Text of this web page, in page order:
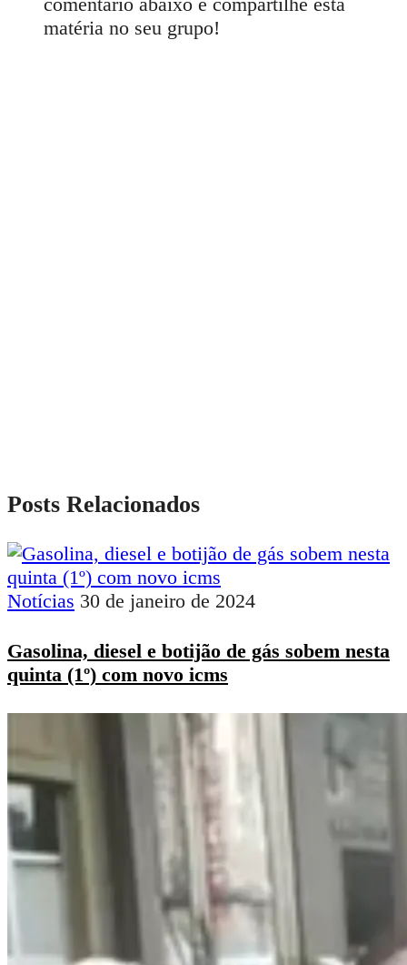
matéria no seu grupo!
Posts Relacionados
Notícias 30 de janeiro de 2024
Gasolina, diesel e botijão de gás sobem nesta
quinta (1º) com novo icms